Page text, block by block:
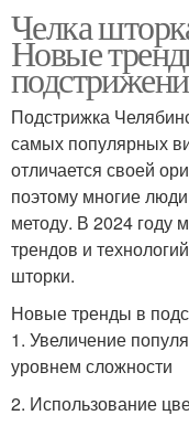
Челка
Новые
Подстрижка
самых популярных
отличается своей
поэтому многие
методу. В 2024
трендов и
шторки.
Новые тренды в
1. Увеличение
уровнем сложности
2. Использование